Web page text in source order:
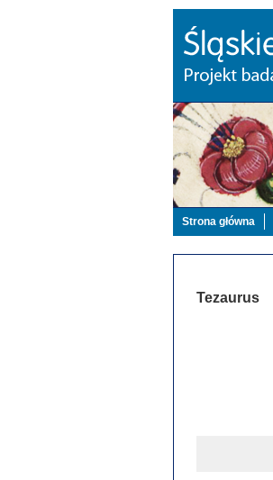
Strona główna
Tezaurus